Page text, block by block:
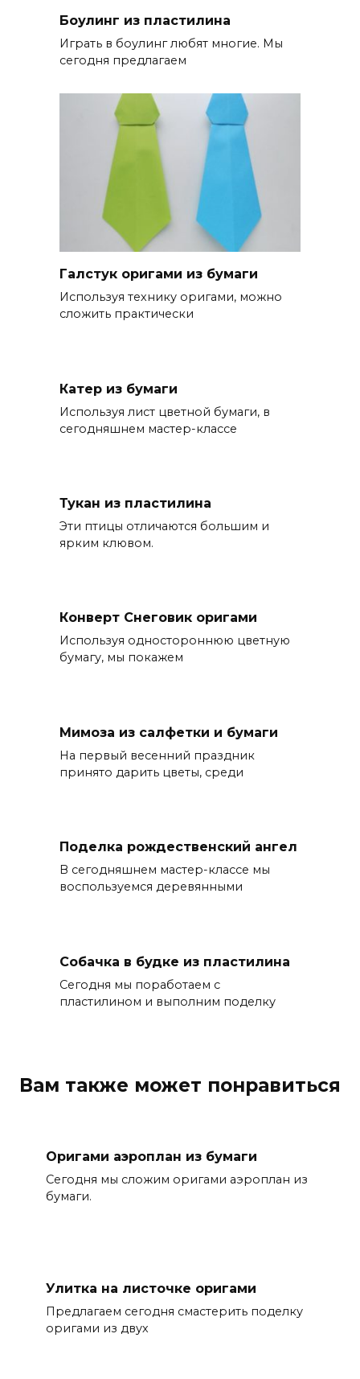
Боулинг из пластилина
Играть в боулинг любят многие. Мы
сегодня предлагаем
Галстук оригами из бумаги
Используя технику оригами, можно
сложить практически
Катер из бумаги
Используя лист цветной бумаги, в
сегодняшнем мастер-классе
Тукан из пластилина
Эти птицы отличаются большим и
ярким клювом.
Конверт Снеговик оригами
Используя одностороннюю цветную
бумагу, мы покажем
Мимоза из салфетки и бумаги
На первый весенний праздник
принято дарить цветы, среди
Поделка рождественский ангел
В сегодняшнем мастер-классе мы
воспользуемся деревянными
Собачка в будке из пластилина
Сегодня мы поработаем с
пластилином и выполним поделку
Вам также может понравиться
Оригами аэроплан из бумаги
Сегодня мы сложим оригами аэроплан из
бумаги.
Улитка на листочке оригами
Предлагаем сегодня смастерить поделку
оригами из двух